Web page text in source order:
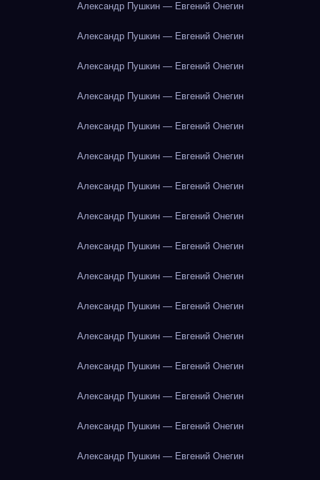
Александр Пушкин — Евгений Онегин
Александр Пушкин — Евгений Онегин
Александр Пушкин — Евгений Онегин
Александр Пушкин — Евгений Онегин
Александр Пушкин — Евгений Онегин
Александр Пушкин — Евгений Онегин
Александр Пушкин — Евгений Онегин
Александр Пушкин — Евгений Онегин
Александр Пушкин — Евгений Онегин
Александр Пушкин — Евгений Онегин
Александр Пушкин — Евгений Онегин
Александр Пушкин — Евгений Онегин
Александр Пушкин — Евгений Онегин
Александр Пушкин — Евгений Онегин
Александр Пушкин — Евгений Онегин
Александр Пушкин — Евгений Онегин